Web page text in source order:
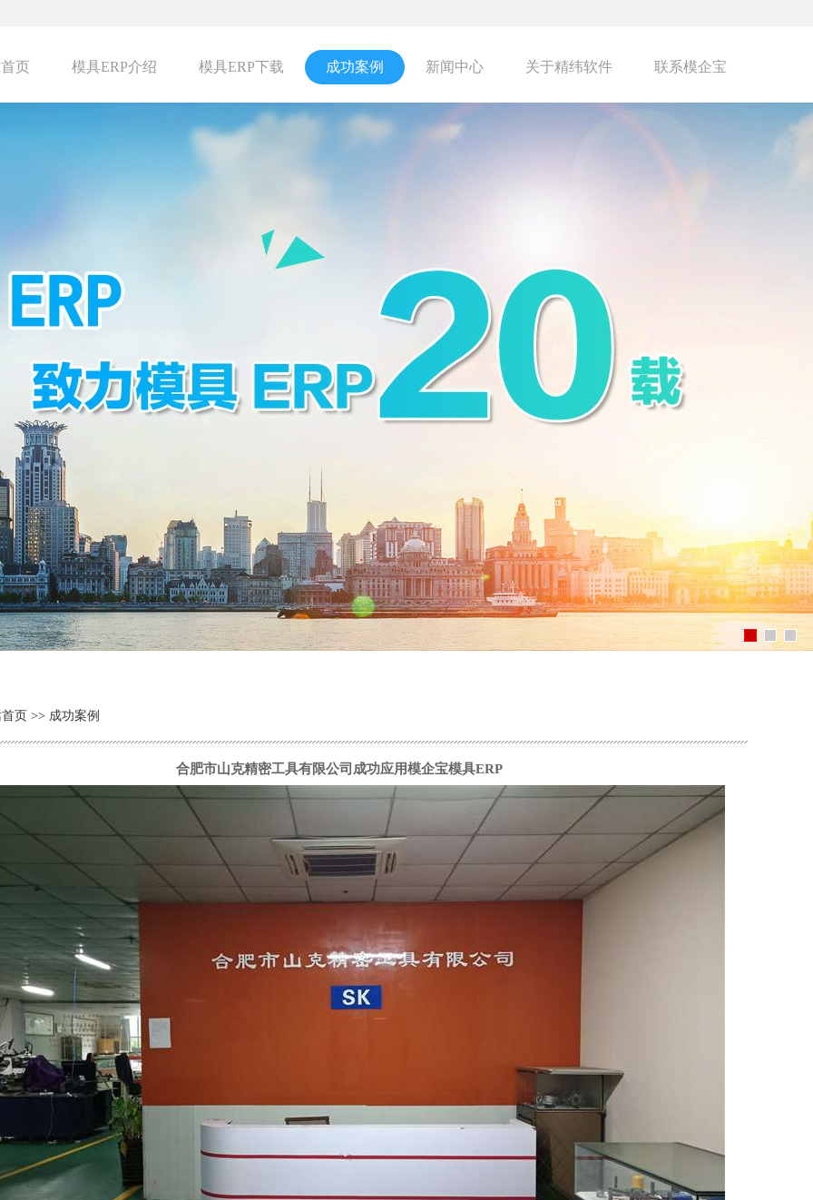
页 模具ERP介绍 模具ERP下载 成功案例 新闻中心 关于精纬软件 联系模企宝
页 >> 成功案例
合肥市山克精密工具有限公司成功应用模企宝模具ERP